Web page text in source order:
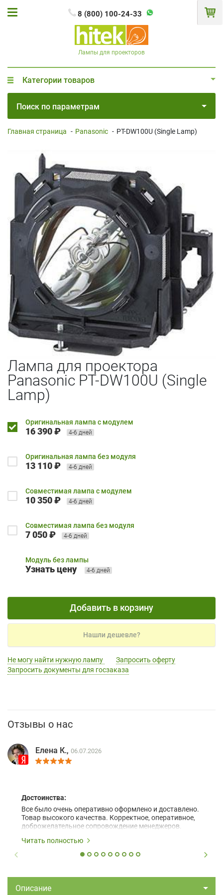
8 (800) 100-24-33
Лампы для проекторов
Категории товаров
Поиск по параметрам
Главная страница - Panasonic - PT-DW100U (Single Lamp)
Лампа для проектора
Panasonic PT-DW100U (Single
Lamp)
Оригинальная лампа с модулем
16 390 ₽ 4-6 дней
Оригинальная лампа без модуля
13 110 ₽ 4-6 дней
Совместимая лампа с модулем
10 350 ₽ 4-6 дней
Совместимая лампа без модуля
7 050 ₽ 4-6 дней
Модуль без лампы
Узнать цену 4-6 дней
Добавить в корзину
Нашли дешевле?
Не могу найти нужную лампу
Запросить оферту
Запросить документы для госзаказа
Отзывы о нас
Елена К., 06.07.2026
Достоинства:
Все было очень оперативно оформлено и доставлено.
Товар высокого качества. Корректное, оперативное,
доброжелательное сопровождение менеджеров.
Читать полностью
Описание